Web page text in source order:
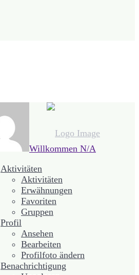
Willkommen N/A
Aktivitäten
Aktivitäten
Erwähnungen
Favoriten
Gruppen
Profil
Ansehen
Bearbeiten
Profilfoto ändern
Benachrichtigung